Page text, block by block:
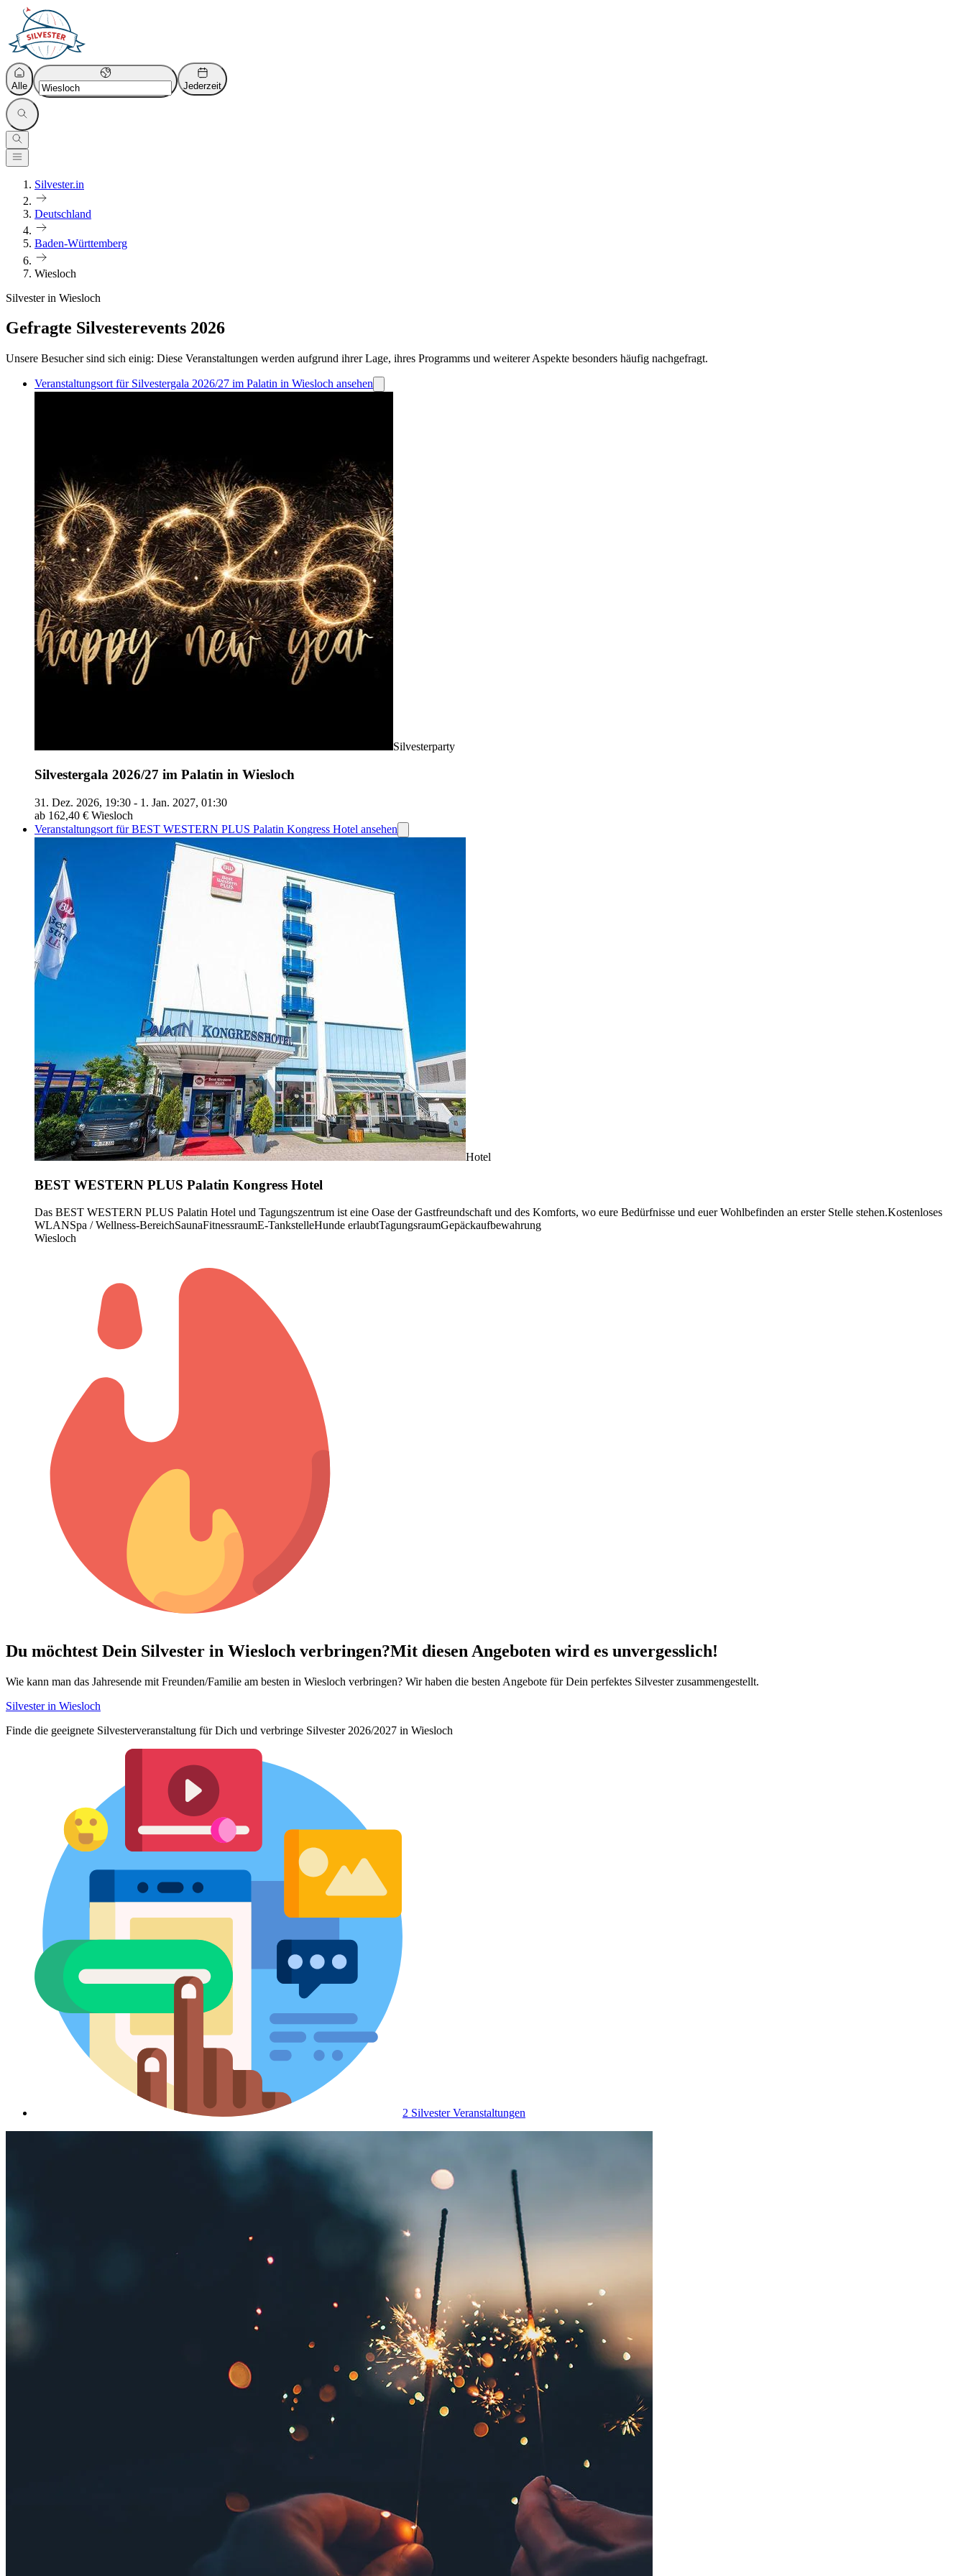
Alle Jederzeit
Silvester.in
Deutschland
Baden-Württemberg
Wiesloch
Silvester in Wiesloch
Gefragte Silvesterevents 2026
Unsere Besucher sind sich einig: Diese Veranstaltungen werden aufgrund ihrer Lage, ihres Programms und weiterer Aspekte besonders häufig nachgefragt.
Veranstaltungsort für Silvestergala 2026/27 im Palatin in Wiesloch ansehen
Silvesterparty
Silvestergala 2026/27 im Palatin in Wiesloch
31. Dez. 2026, 19:30 - 1. Jan. 2027, 01:30
ab 162,40 € Wiesloch
Veranstaltungsort für BEST WESTERN PLUS Palatin Kongress Hotel ansehen
Hotel
BEST WESTERN PLUS Palatin Kongress Hotel
Das BEST WESTERN PLUS Palatin Hotel und Tagungszentrum ist eine Oase der Gastfreundschaft und des Komforts, wo eure Bedürfnisse und euer Wohlbefinden an erster Stelle stehen.Kostenloses
WLANSpa / Wellness-BereichSaunaFitnessraumE-TankstelleHunde erlaubtTagungsraumGepäckaufbewahrung
Wiesloch
Du möchtest Dein Silvester in Wiesloch verbringen?Mit diesen Angeboten wird es unvergesslich!
Wie kann man das Jahresende mit Freunden/Familie am besten in Wiesloch verbringen? Wir haben die besten Angebote für Dein perfektes Silvester zusammengestellt.
Silvester in Wiesloch
Finde die geeignete Silvesterveranstaltung für Dich und verbringe Silvester 2026/2027 in Wiesloch
2 Silvester Veranstaltungen